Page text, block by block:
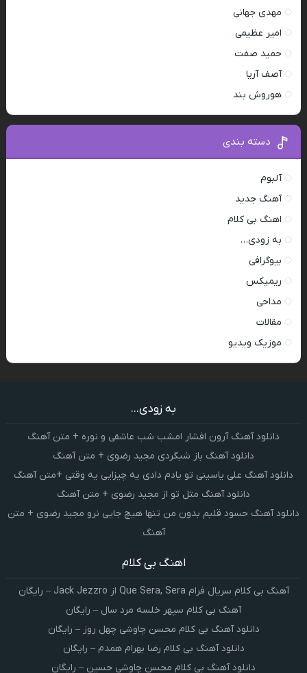
مهدی جهانی
امیر عظیمی
حمید صفت
آصف آریا
هوروش بند
دسته بندی
آلبوم
آهنگ جدید
اهنگ بی کلام
به زودی…
بیوگرافی
ریمیکس
مداحی
مقالات
موزیک ویدیو
به زودی...
دانلود آهنگ آرون افشار امشب شب عاشقی و نوره + متن آهنگ
دانلود آهنگ باز شبگردی مجید رضوی + متن آهنگ
دانلود آهنگ علی یاسینی تو یادم دادی یه چیزایی یه وقتی +متن آهنگ
دانلود آهنگ مثل تو از مجید رضوی + متن آهنگ
دانلود آهنگ حسود قلبم بدون من تنها هیچ جایی نرو مجید رضوی + متن
آهنگ
اهنگ بی کلام
آهنگ بی کلام سریال فرام Que Sera, Sera از Jack Jezzro – رایگان
آهنگ بی کلام سپهر خلسه مرد سال – رایگان
دانلود آهنگ بی کلام محسن چاوشی چهل روز – رایگان
دانلود آهنگ بی کلام رضا بهرام همدم – رایگان
دانلود آهنگ بی کلام محسن چاوشی حسین – رایگان